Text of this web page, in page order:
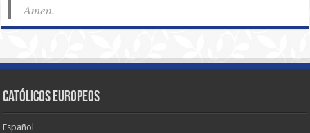
Amen.
Católicos Europeos
Español